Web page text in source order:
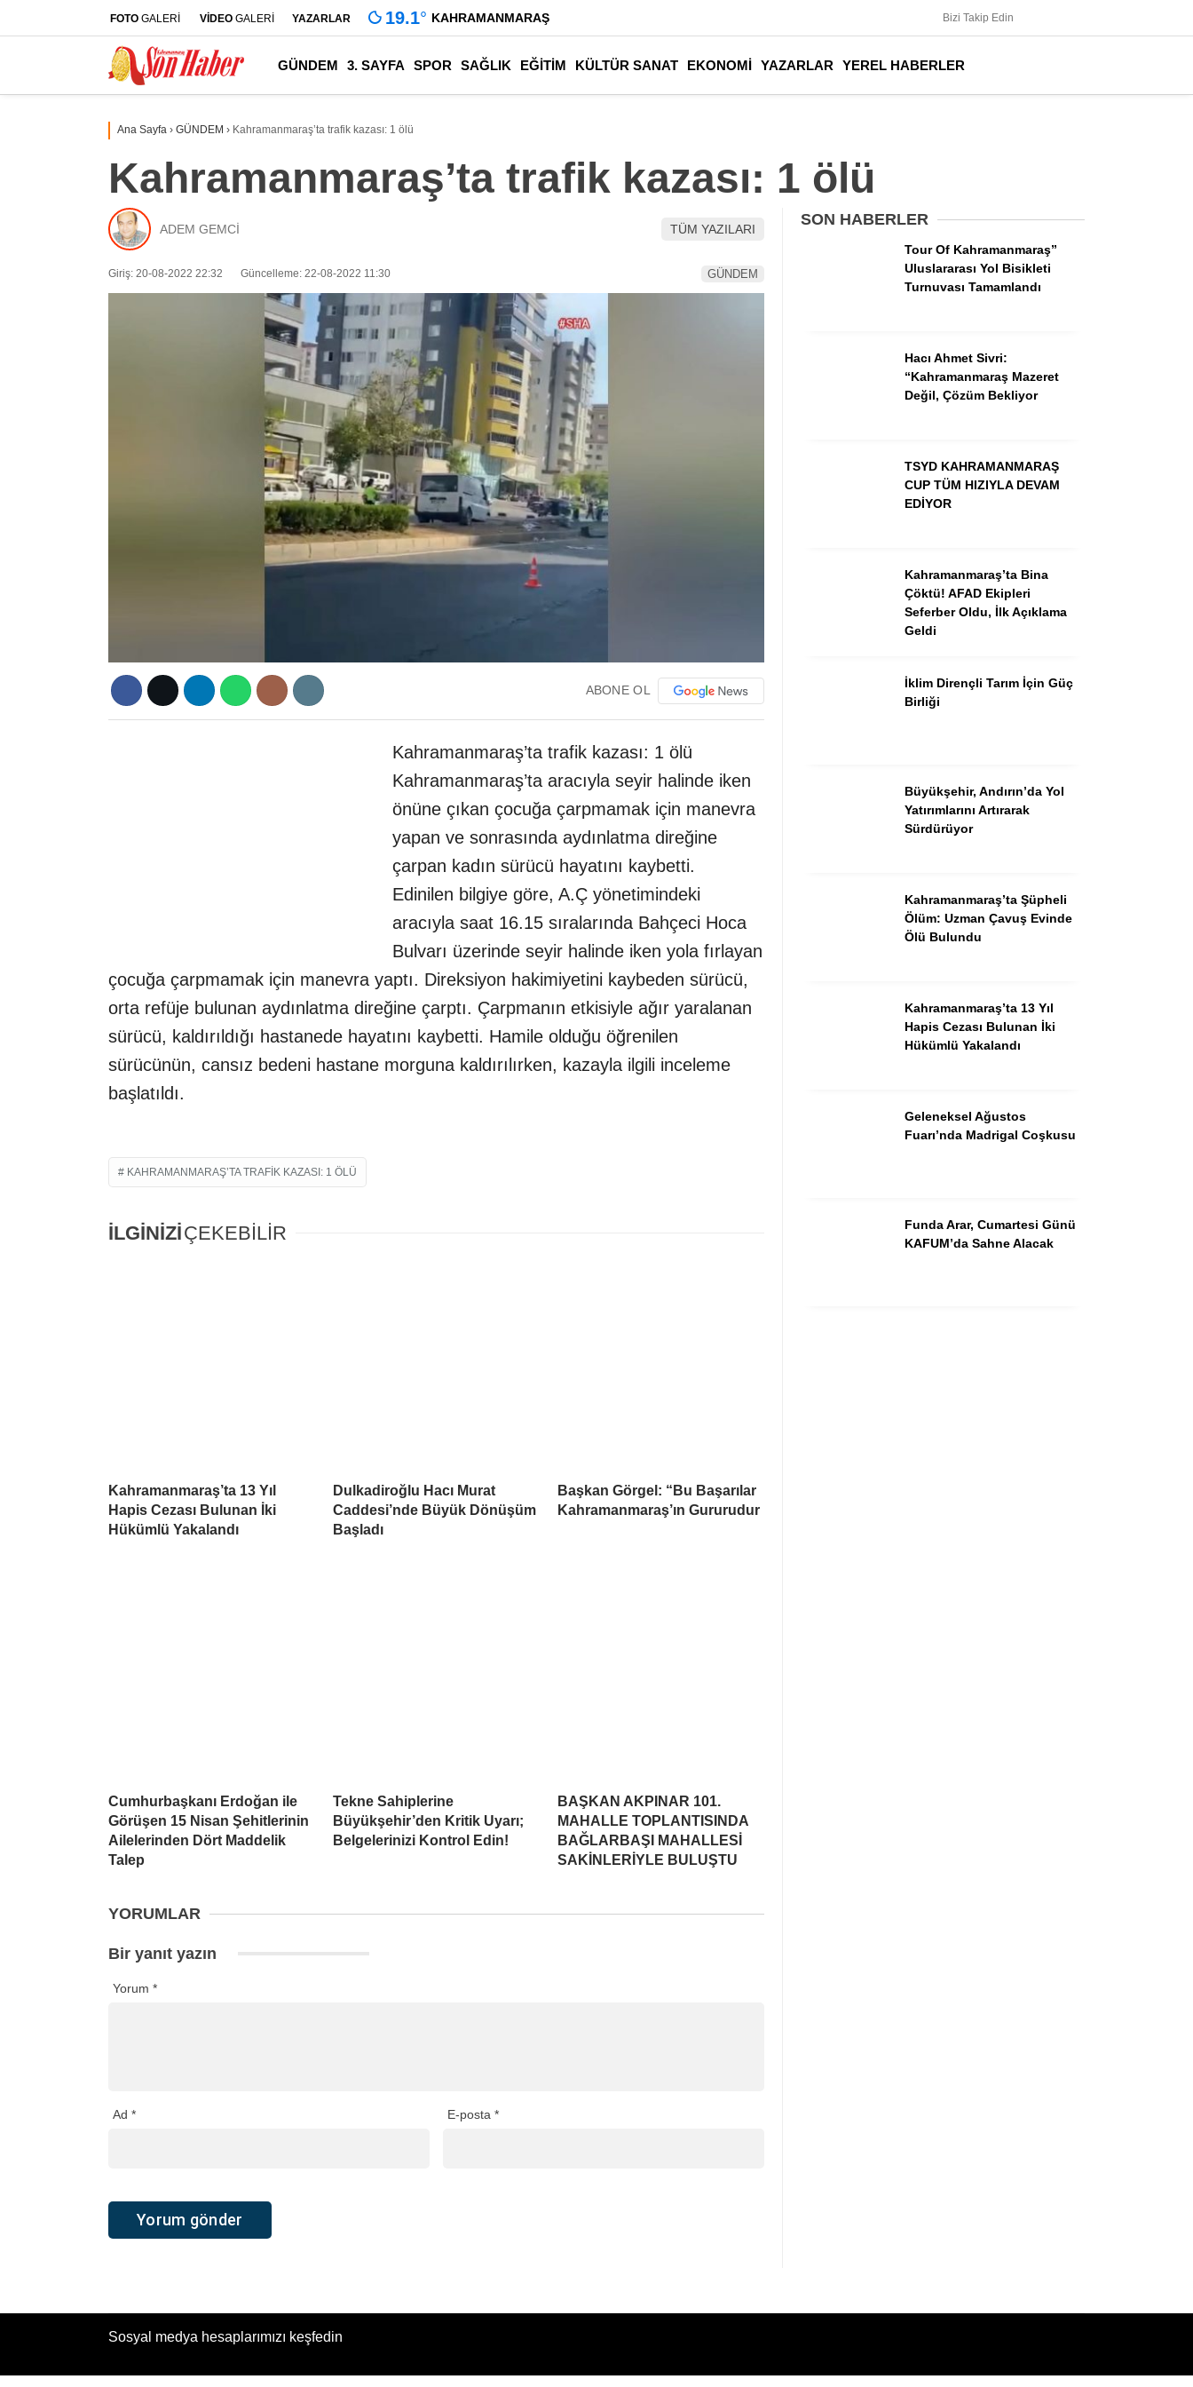
3. SAYFA
EĞİTİM
KÜLTÜR SANAT
YAZARLAR
WhatsApp İhbar Hattı
FOTO GALERİ VİDEO GALERİ YAZARLAR 19.1° KAHRAMANMARAŞ Bizi Takip Edin
GÜNDEM 3. SAYFA SPOR SAĞLIK EĞİTİM KÜLTÜR SANAT EKONOMİ YAZARLAR YEREL HABERLER
Ana Sayfa › GÜNDEM › Kahramanmaraş’ta trafik kazası: 1 ölü
Kahramanmaraş’ta trafik kazası: 1 ölü
ADEM GEMCİ TÜM YAZILARI
Giriş: 20-08-2022 22:32 Güncelleme: 22-08-2022 11:30 GÜNDEM
ABONE OL
Kahramanmaraş’ta trafik kazası: 1 ölü
Kahramanmaraş’ta aracıyla seyir halinde iken
önüne çıkan çocuğa çarpmamak için manevra
yapan ve sonrasında aydınlatma direğine
çarpan kadın sürücü hayatını kaybetti.
Edinilen bilgiye göre, A.Ç yönetimindeki
aracıyla saat 16.15 sıralarında Bahçeci Hoca
Bulvarı üzerinde seyir halinde iken yola fırlayan
çocuğa çarpmamak için manevra yaptı. Direksiyon hakimiyetini kaybeden sürücü,
orta refüje bulunan aydınlatma direğine çarptı. Çarpmanın etkisiyle ağır yaralanan
sürücü, kaldırıldığı hastanede hayatını kaybetti. Hamile olduğu öğrenilen
sürücünün, cansız bedeni hastane morguna kaldırılırken, kazayla ilgili inceleme
başlatıldı.
KAHRAMANMARAŞ’TA TRAFIK KAZASI: 1 ÖLÜ
İLGİNİZİÇEKEBİLİR
Kahramanmaraş’ta 13 Yıl
Hapis Cezası Bulunan İki
Hükümlü Yakalandı
Dulkadiroğlu Hacı Murat
Caddesi’nde Büyük Dönüşüm
Başladı
Başkan Görgel: “Bu Başarılar
Kahramanmaraş’ın Gururudur
Cumhurbaşkanı Erdoğan ile
Görüşen 15 Nisan Şehitlerinin
Ailelerinden Dört Maddelik
Talep
Tekne Sahiplerine
Büyükşehir’den Kritik Uyarı;
Belgelerinizi Kontrol Edin!
BAŞKAN AKPINAR 101.
MAHALLE TOPLANTISINDA
BAĞLARBAŞI MAHALLESİ
SAKİNLERİYLE BULUŞTU
YORUMLAR
Bir yanıt yazın
Yorum *
Ad * E-posta *
SON HABERLER
Tour Of Kahramanmaraş”
Uluslararası Yol Bisikleti
Turnuvası Tamamlandı
Hacı Ahmet Sivri:
“Kahramanmaraş Mazeret
Değil, Çözüm Bekliyor
TSYD KAHRAMANMARAŞ
CUP TÜM HIZIYLA DEVAM
EDİYOR
Kahramanmaraş’ta Bina
Çöktü! AFAD Ekipleri
Seferber Oldu, İlk Açıklama
Geldi
İklim Dirençli Tarım İçin Güç
Birliği
Büyükşehir, Andırın’da Yol
Yatırımlarını Artırarak
Sürdürüyor
Kahramanmaraş’ta Şüpheli
Ölüm: Uzman Çavuş Evinde
Ölü Bulundu
Kahramanmaraş’ta 13 Yıl
Hapis Cezası Bulunan İki
Hükümlü Yakalandı
Geleneksel Ağustos
Fuarı’nda Madrigal Coşkusu
Funda Arar, Cumartesi Günü
KAFUM’da Sahne Alacak
Sosyal medya hesaplarımızı keşfedin